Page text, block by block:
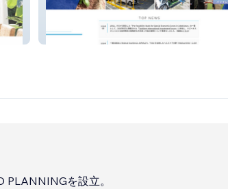
株式会社日本開発政策研究所｜JDI
を設立。